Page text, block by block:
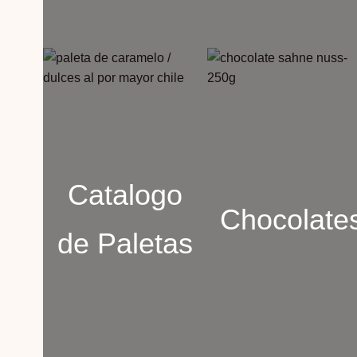
Catalogo
de Paletas